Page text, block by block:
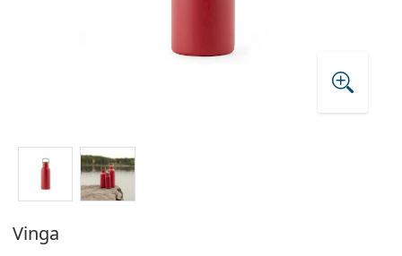
Vinga